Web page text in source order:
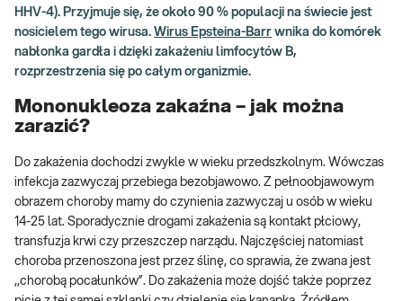
HHV-4). Przyjmuje się, że około 90 % populacji na świecie jest
nosicielem tego wirusa. Wirus Epsteina-Barr wnika do komórek
nabłonka gardła i dzięki zakażeniu limfocytów B,
rozprzestrzenia się po całym organizmie.
Mononukleoza zakaźna – jak można
zarazić?
Do zakażenia dochodzi zwykle w wieku przedszkolnym. Wówczas
infekcja zazwyczaj przebiega bezobjawowo. Z pełnoobjawowym
obrazem choroby mamy do czynienia zazwyczaj u osób w wieku
14-25 lat. Sporadycznie drogami zakażenia są kontakt płciowy,
transfuzja krwi czy przeszczep narządu. Najczęściej natomiast
choroba przenoszona jest przez ślinę, co sprawia, że zwana jest
,,chorobą pocałunków”. Do zakażenia może dojść także poprzez